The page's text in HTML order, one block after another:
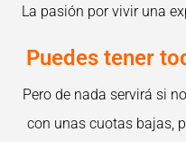
La pasión por vivir una
Puedes tener
Pero de nada servirá si
con unas cuotas bajas,